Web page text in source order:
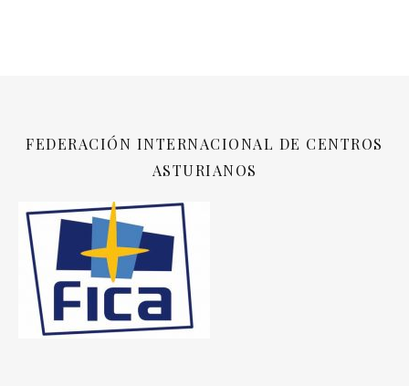
FEDERACIÓN INTERNACIONAL DE CENTROS
ASTURIANOS